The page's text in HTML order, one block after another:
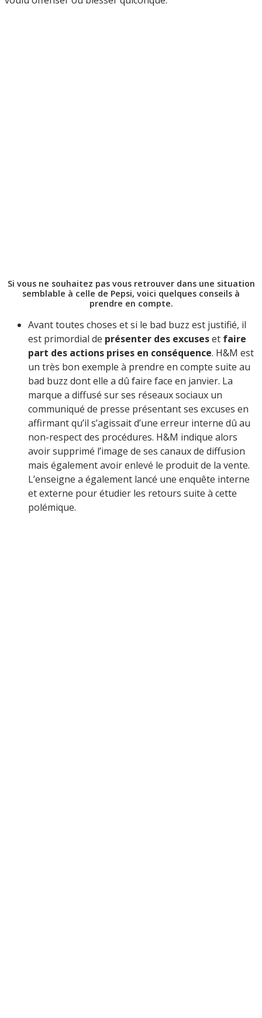
Si vous ne souhaitez pas vous retrouver dans une situation
semblable à celle de Pepsi, voici quelques conseils à
prendre en compte.
Avant toutes choses et si le bad buzz est justifié, il
est primordial de présenter des excuseset faire
part des actions prises en conséquence. H&M est
un très bon exemple à prendre en compte suite au
bad buzz dont elle a dû faire face en janvier. La
marque a diffusé sur ses réseaux sociaux un
communiqué de presse présentant ses excuses en
affirmant qu’il s’agissait d’une erreur interne dû au
non-respect des procédures. H&M indique alors
avoir supprimé l’image de ses canaux de diffusion
mais également avoir enlevé le produit de la vente.
L’enseigne a également lancé une enquête interne
et externe pour étudier les retours suite à cette
polémique.